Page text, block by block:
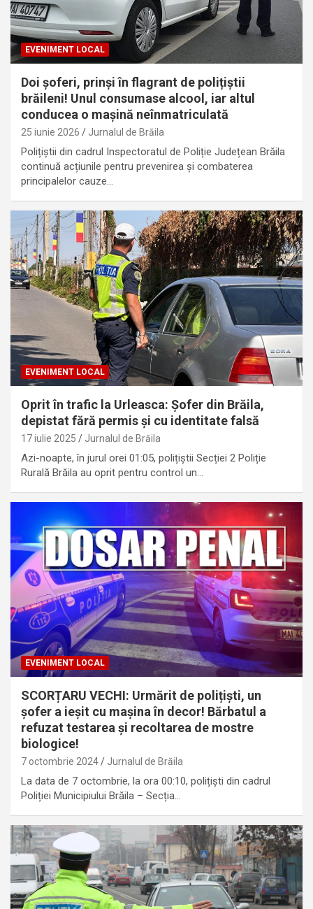
EVENIMENT LOCAL
Doi șoferi, prinși în flagrant de polițiștii
brăileni! Unul consumase alcool, iar altul
conducea o mașină neînmatriculată
25 iunie 2026 Jurnalul de Brăila
Polițiștii din cadrul Inspectoratul de Poliție Județean Brăila
continuă acțiunile pentru prevenirea și combaterea
principalelor cauze…
EVENIMENT LOCAL
Oprit în trafic la Urleasca: Șofer din Brăila,
depistat fără permis și cu identitate falsă
17 iulie 2025 Jurnalul de Brăila
Azi-noapte, în jurul orei 01:05, polițiștii Secției 2 Poliție
Rurală Brăila au oprit pentru control un…
EVENIMENT LOCAL
SCORȚARU VECHI: Urmărit de polițiști, un
șofer a ieșit cu mașina în decor! Bărbatul a
refuzat testarea și recoltarea de mostre
biologice!
7 octombrie 2024 Jurnalul de Brăila
La data de 7 octombrie, la ora 00:10, polițiști din cadrul
Poliției Municipiului Brăila – Secția…